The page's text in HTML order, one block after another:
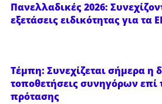
Πανελλαδικές 2026:
εξετάσεις ειδικότητας για τα
Τέμπη: Συνεχίζεται σήμερα η
τοποθετήσεις συνηγόρων επί
πρότασης